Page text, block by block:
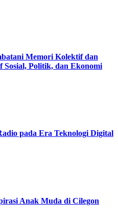
Memori Kolektif dan
Sosial, Politik, dan Ekonomi
pada Era Teknologi Digital
Anak Muda di Cilegon